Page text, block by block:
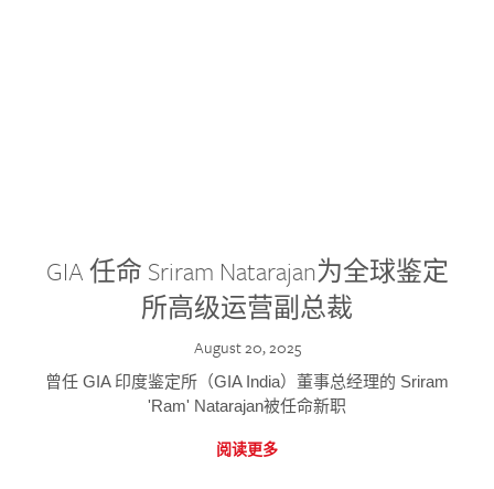
GIA 任命 Sriram Natarajan为全球鉴定
所高级运营副总裁
August 20, 2025
曾任 GIA 印度鉴定所（GIA India）董事总经理的 Sriram
'Ram' Natarajan被任命新职
阅读更多